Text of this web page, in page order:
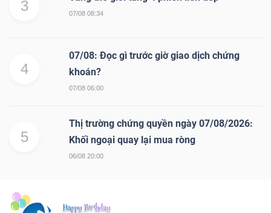
3 07/08 08:34
4
07/08: Đọc gì trước giờ giao dịch chứng
khoán?
07/08 06:00
5
Thị trường chứng quyền ngày 07/08/2026:
Khối ngoại quay lại mua ròng
06/08 20:00